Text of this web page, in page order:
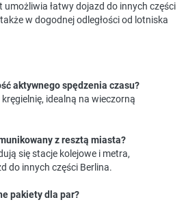
umożliwia łatwy dojazd do innych części
w dogodnej odległości od lotniska
aktywnego spędzenia czasu?
idealną na wieczorną
z resztą miasta?
się stacje kolejowe i metra,
do innych części Berlina.
pakiety dla par?